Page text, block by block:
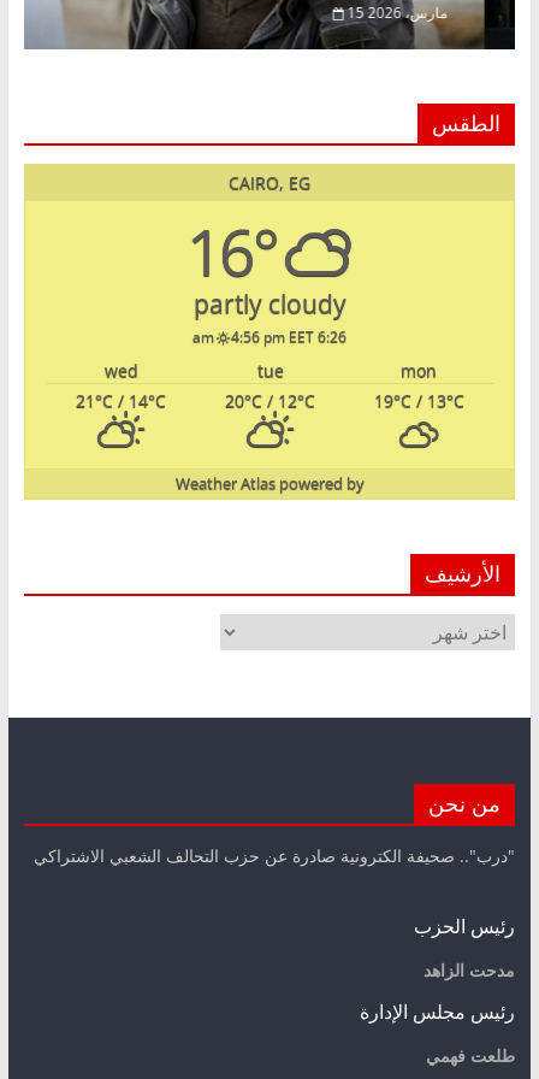
15 مارس، 2026
الطقس
CAIRO, EG
16°
partly cloudy
6:26 am
4:56 pm EET
mon
tue
wed
19°C/ 13°C
20°C / 12°C
21°C / 14°C
powered by
Weather Atlas
الأرشيف
الأرشيف
من نحن
"درب".. صحيفة الكترونية صادرة عن حزب التحالف الشعبي الاشتراكي
رئيس الحزب
مدحت الزاهد
رئيس مجلس الإدارة
طلعت فهمي